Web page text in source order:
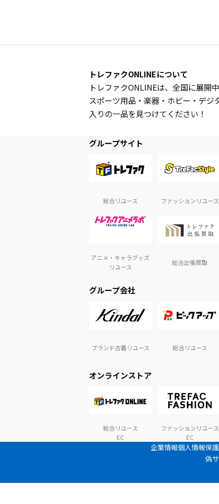
トレファクONLINEについて
トレファクONLINEは、全国に展開
スポーツ用品・楽器・ホビー・デジ
入りの一品を見つけてください！
グループサイト
総合リユース ファッションリユース
アニメ・キャラグッズ
リユース
総合出張買取
グループ会社
ブランド古着リユース 総合リユース
オンラインストア
総合リユース
EC
ファッションリユース
EC
企業情報個人情報保
偽